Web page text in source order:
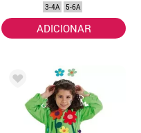
3-4A 5-6A
ADICIONAR